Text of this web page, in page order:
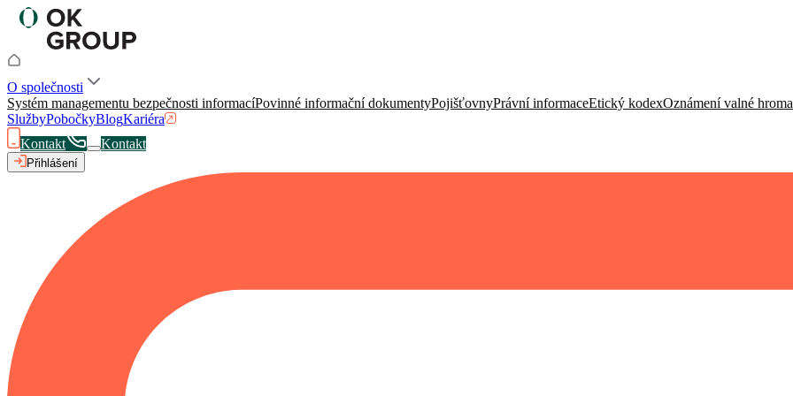
O společnosti
Systém managementu bezpečnosti informacíPovinné informační dokumentyPojišťovnyPrávní informaceEtický kodexOznámení valné
SlužbyPobočkyBlogKariéra
Kontakt
Kontakt
Přihlášení